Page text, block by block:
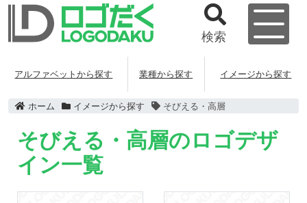
検索
アルファベットから探す 業種から探す イメージから探す
ホーム イメージから探す そびえる・高層
そびえる・高層のロゴデザ
イン一覧